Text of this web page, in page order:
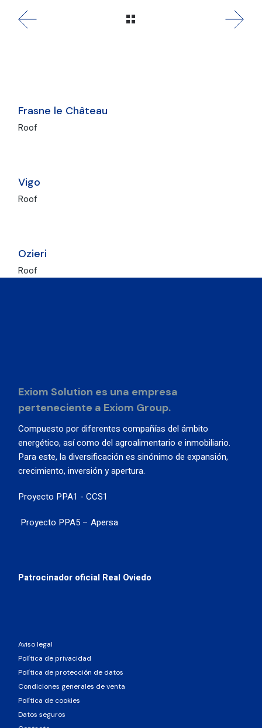
Frasne le Château
Roof
Vigo
Roof
Ozieri
Roof
Exiom Solution es una empresa
perteneciente a Exiom Group.
Compuesto por diferentes compañías del ámbito
energético, así como del agroalimentario e inmobiliario.
Para este, la diversificación es sinónimo de expansión,
crecimiento, inversión y apertura.
Proyecto PPA1 - CCS1
Proyecto PPA5 – Apersa
Patrocinador oficial Real Oviedo
Aviso legal
Política de privacidad
Política de protección de datos
Condiciones generales de venta
Política de cookies
Datos seguros